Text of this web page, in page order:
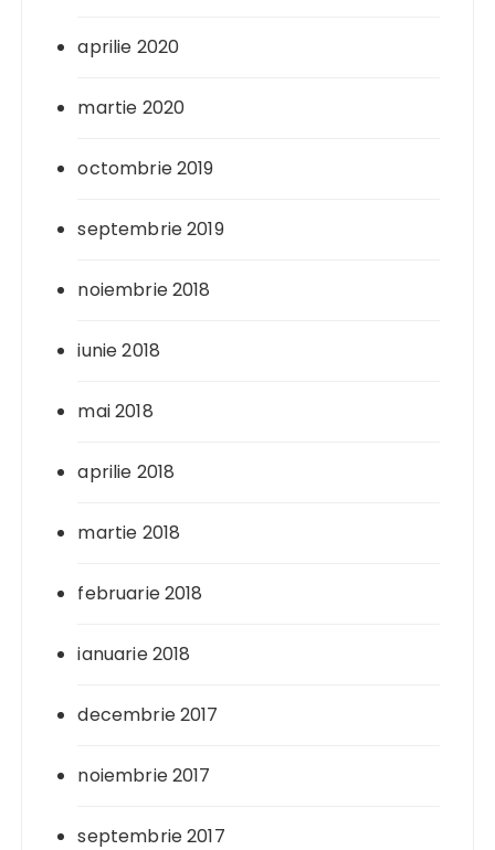
aprilie 2020
martie 2020
octombrie 2019
septembrie 2019
noiembrie 2018
iunie 2018
mai 2018
aprilie 2018
martie 2018
februarie 2018
ianuarie 2018
decembrie 2017
noiembrie 2017
septembrie 2017